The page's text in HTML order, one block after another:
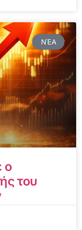
ΝΈΑ
ο
του